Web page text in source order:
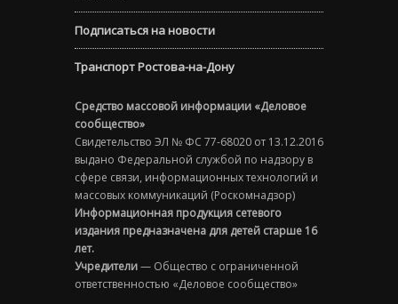
Подписаться на новости
Транспорт Ростова-на-Дону
Средство массовой информации «Деловое
сообщество»
Свидетельство ЭЛ № ФС 77-68020 от 13.12.2016
выдано Федеральной службой по надзору в
сфере связи, информационных технологий и
массовых коммуникаций (Роскомнадзор)
Информационная продукция сетевого
издания предназначена для детей старше 16
лет.
Учредители— Общество с ограниченной
ответственностью «Деловое сообщество»